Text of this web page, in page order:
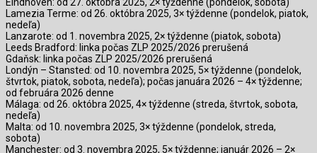
Eindhoven: od 27. októbra 2025, 2× týždenne (pondelok, sobota)
Lamezia Terme: od 26. októbra 2025, 3× týždenne (pondelok, piatok,
nedeľa)
Lanzarote: od 1. novembra 2025, 2× týždenne (piatok, sobota)
Leeds Bradford: linka počas ZLP 2025/2026 prerušená
Gdaňsk: linka počas ZLP 2025/2026 prerušená
Londýn – Stansted: od 10. novembra 2025, 5× týždenne (pondelok,
štvrtok, piatok, sobota, nedeľa); počas januára 2026 – 4× týždenne;
od februára 2026 denne
Málaga: od 26. októbra 2025, 4× týždenne (streda, štvrtok, sobota,
nedeľa)
Malta: od 10. novembra 2025, 3× týždenne (pondelok, streda,
sobota)
Manchester: od 3. novembra 2025, 5× týždenne; január 2026 – 2×